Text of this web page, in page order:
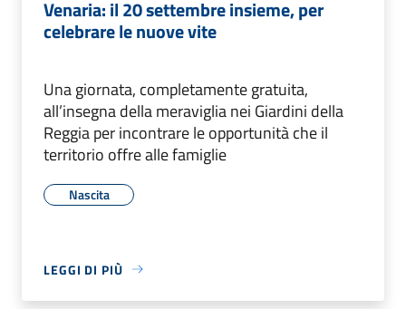
Venaria: il 20 settembre insieme, per
celebrare le nuove vite
Una giornata, completamente gratuita,
all’insegna della meraviglia nei Giardini della
Reggia per incontrare le opportunità che il
territorio offre alle famiglie
Nascita
LEGGI DI PIÙ